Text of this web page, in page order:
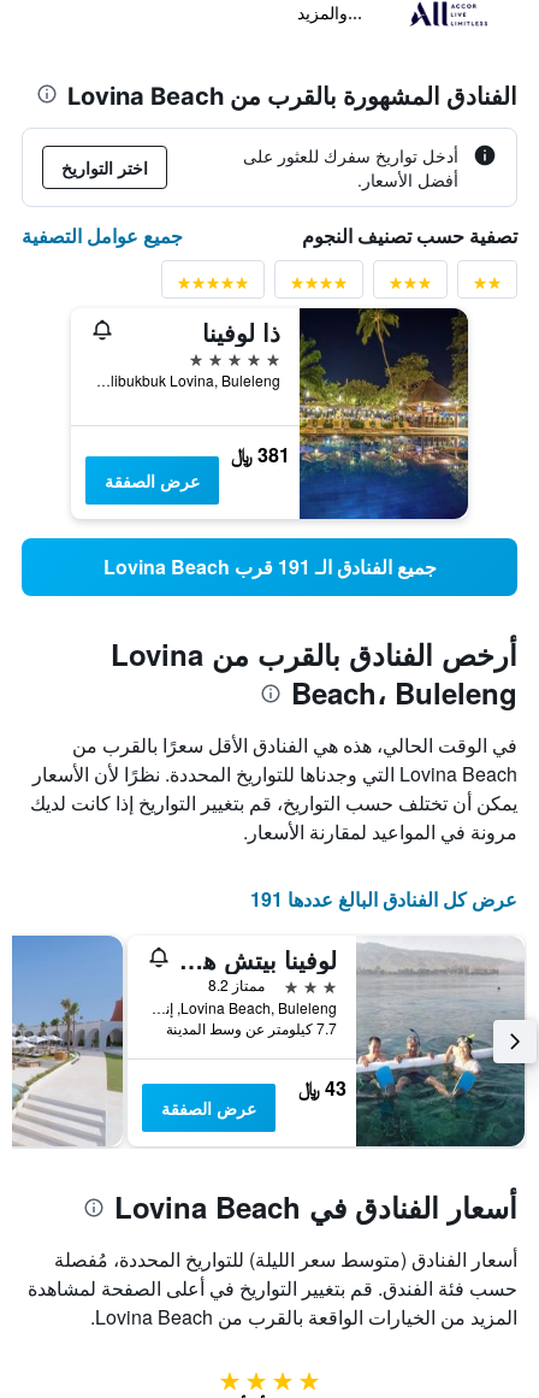
...والمزيد
الفنادق المشهورة بالقرب من Lovina Beach
أدخل تواريخ سفرك للعثور على
أفضل الأسعار.
اختر التواريخ
تصفية حسب تصنيف النجوم جميع عوامل التصفية
ذا لوفينا
5 نجوم
Jl. Mas Lovina, Kalibukbuk Lovina, Buleleng, إندونيسيا
381 ﷼
عرض الصفقة
جميع الفنادق الـ 191 قرب Lovina Beach
أرخص الفنادق بالقرب من Lovina
Beach، Buleleng
في الوقت الحالي، هذه هي الفنادق الأقل سعرًا بالقرب من
Lovina Beach التي وجدناها للتواريخ المحددة. نظرًا لأن الأسعار
يمكن أن تختلف حسب التواريخ، قم بتغيير التواريخ إذا كانت لديك
مرونة في المواعيد لمقارنة الأسعار.
عرض كل الفنادق البالغ عددها 191
لوفينا بيتش هوتل
3 نجوم
ممتاز 8.2
Lovina Beach, Buleleng, إندونيسيا
7.7 كيلومتر عن وسط المدينة
43 ﷼
عرض الصفقة
أسعار الفنادق في Lovina Beach
أسعار الفنادق (متوسط سعر الليلة) للتواريخ المحددة، مُفصلة
حسب فئة الفندق. قم بتغيير التواريخ في أعلى الصفحة لمشاهدة
المزيد من الخيارات الواقعة بالقرب من Lovina Beach.
4 نجوم